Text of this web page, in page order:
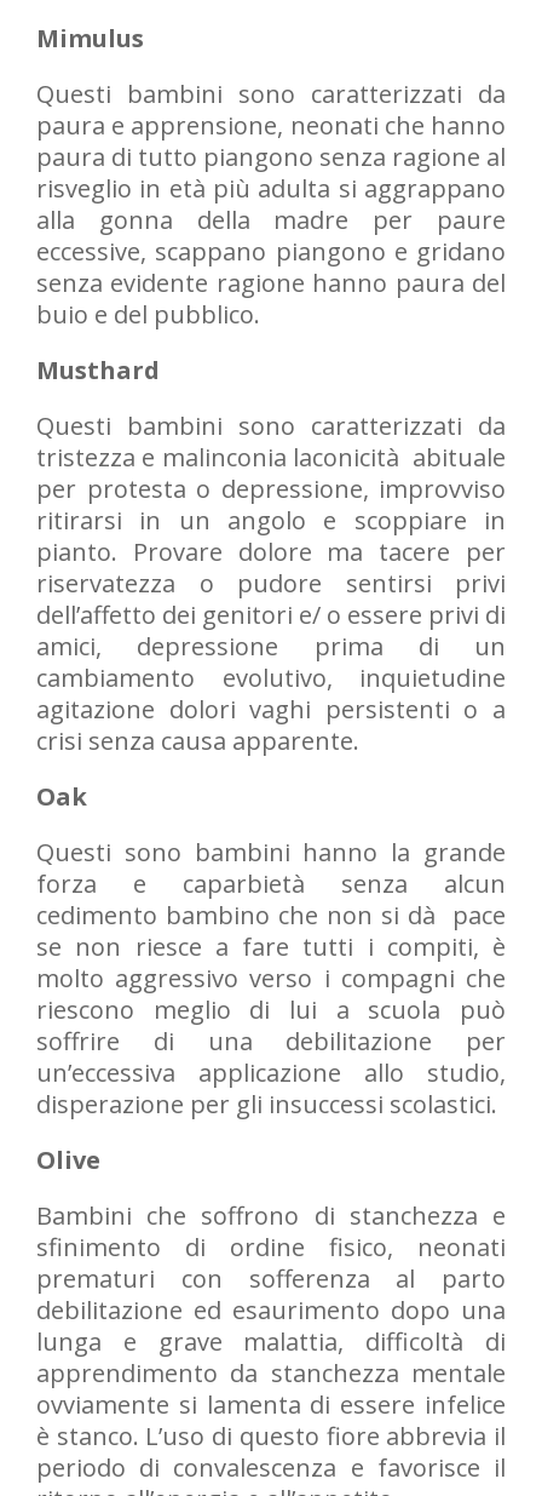
Mimulus
Questi bambini sono caratterizzati da
paura e apprensione, neonati che hanno
paura di tutto piangono senza ragione al
risveglio in età più adulta si aggrappano
alla gonna della madre per paure
eccessive, scappano piangono e gridano
senza evidente ragione hanno paura del
buio e del pubblico.
Musthard
Questi bambini sono caratterizzati da
tristezza e malinconia laconicità abituale
per protesta o depressione, improvviso
ritirarsi in un angolo e scoppiare in
pianto. Provare dolore ma tacere per
riservatezza o pudore sentirsi privi
dell’affetto dei genitori e/ o essere privi di
amici, depressione prima di un
cambiamento evolutivo, inquietudine
agitazione dolori vaghi persistenti o a
crisi senza causa apparente.
Oak
Questi sono bambini hanno la grande
forza e caparbietà senza alcun
cedimento bambino che non si dà pace
se non riesce a fare tutti i compiti, è
molto aggressivo verso i compagni che
riescono meglio di lui a scuola può
soffrire di una debilitazione per
un’eccessiva applicazione allo studio,
disperazione per gli insuccessi scolastici.
Olive
Bambini che soffrono di stanchezza e
sfinimento di ordine fisico, neonati
prematuri con sofferenza al parto
debilitazione ed esaurimento dopo una
lunga e grave malattia, difficoltà di
apprendimento da stanchezza mentale
ovviamente si lamenta di essere infelice
è stanco. L’uso di questo fiore abbrevia il
periodo di convalescenza e favorisce il